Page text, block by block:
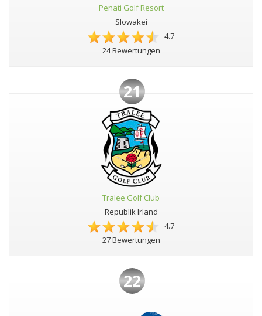
Penati Golf Resort
Slowakei
4.7
24 Bewertungen
21
Tralee Golf Club
Republik Irland
4.7
27 Bewertungen
22